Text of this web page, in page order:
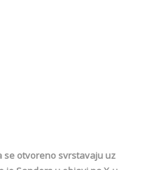
se otvoreno svrstavaju uz